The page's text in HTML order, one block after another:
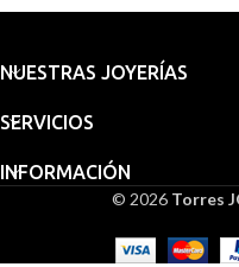
NUESTRAS JOYERÍAS
SERVICIOS
INFORMACIÓN
© 2026 Torres
Medalla
20 mm